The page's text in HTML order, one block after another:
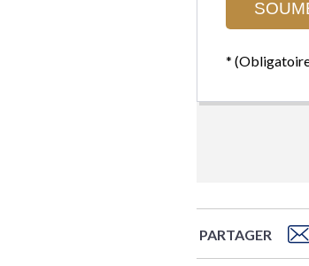
PARTAGER